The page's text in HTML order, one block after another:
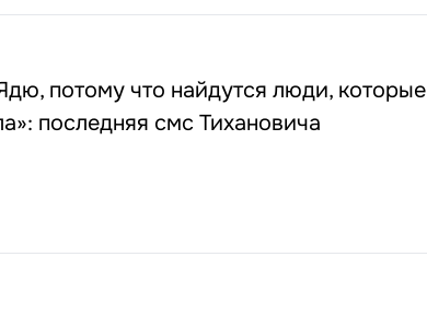
потому что найдутся люди, которые
последняя смс Тихановича